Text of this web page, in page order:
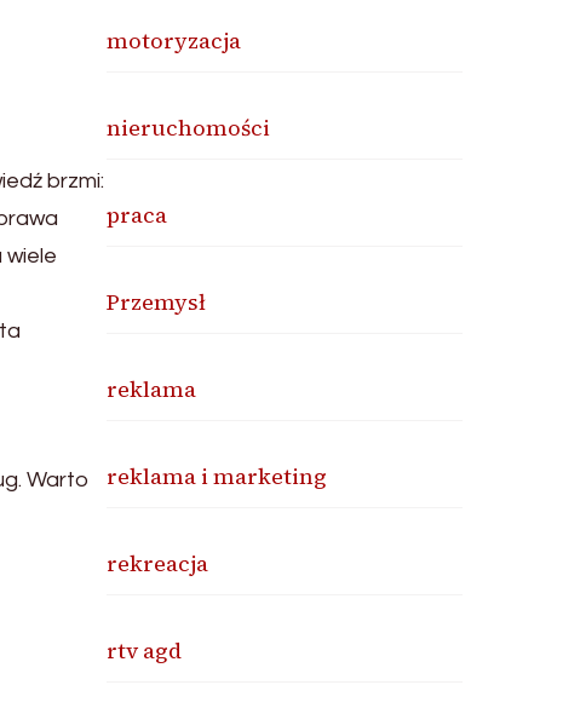
brzmi:
wiele
Warto
motoryzacja
nieruchomości
praca
Przemysł
reklama
reklama i marketing
rekreacja
rtv agd